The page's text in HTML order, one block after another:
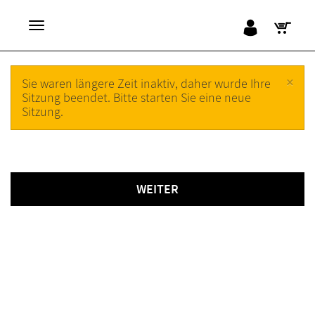
×
Sie waren längere Zeit inaktiv, daher wurde Ihre
Sitzung beendet. Bitte starten Sie eine neue
Sitzung.
WEITER